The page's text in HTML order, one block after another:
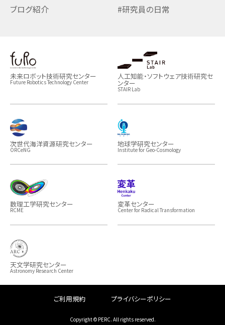
ブログ紹介
#研究員の日常
未来ロボット技術研究センター
Future Robotics Technology Center
人工知能・ソフトウェア技術研究セ
ンター
STAIR Lab
次世代海洋資源研究センター
ORCeNG
地球学研究センター
Institute for Geo-Cosmology
数理工学研究センター
RCME
変革センター
Center for Radical Transformation
天文学研究センター
Astronomy Research Center
ご利用規約 プライバシーポリシー
Copyright © PERC. All rights reserved.